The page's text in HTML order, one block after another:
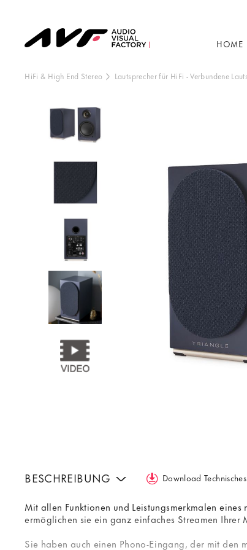
HOME
HiFi & High End Stereo Lautsprecher für HiFi -Verbundene
Dieser
BESCHREIBUNG
Mit allen Funktionen und Leistungsmerkmalen
ermöglichen sie ein ganz einfaches Streamen
Sie haben auch einen Phono-Eingang, der mit
Download